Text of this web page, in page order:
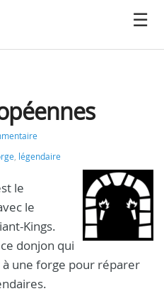
, légendaire
le
le
Kings.
donjon qui
une forge pour réparer